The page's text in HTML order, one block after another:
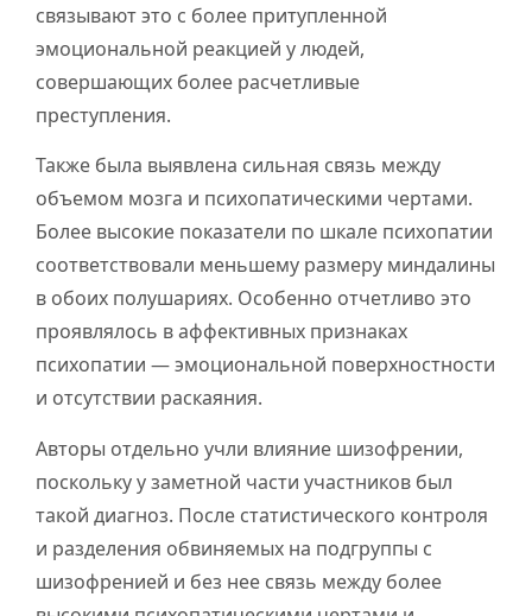
связывают это с более притупленной
эмоциональной реакцией у людей,
совершающих более расчетливые
преступления.
Также была выявлена сильная связь между
объемом мозга и психопатическими чертами.
Более высокие показатели по шкале психопатии
соответствовали меньшему размеру миндалины
в обоих полушариях. Особенно отчетливо это
проявлялось в аффективных признаках
психопатии — эмоциональной поверхностности
и отсутствии раскаяния.
Авторы отдельно учли влияние шизофрении,
поскольку у заметной части участников был
такой диагноз. После статистического контроля
и разделения обвиняемых на подгруппы с
шизофренией и без нее связь между более